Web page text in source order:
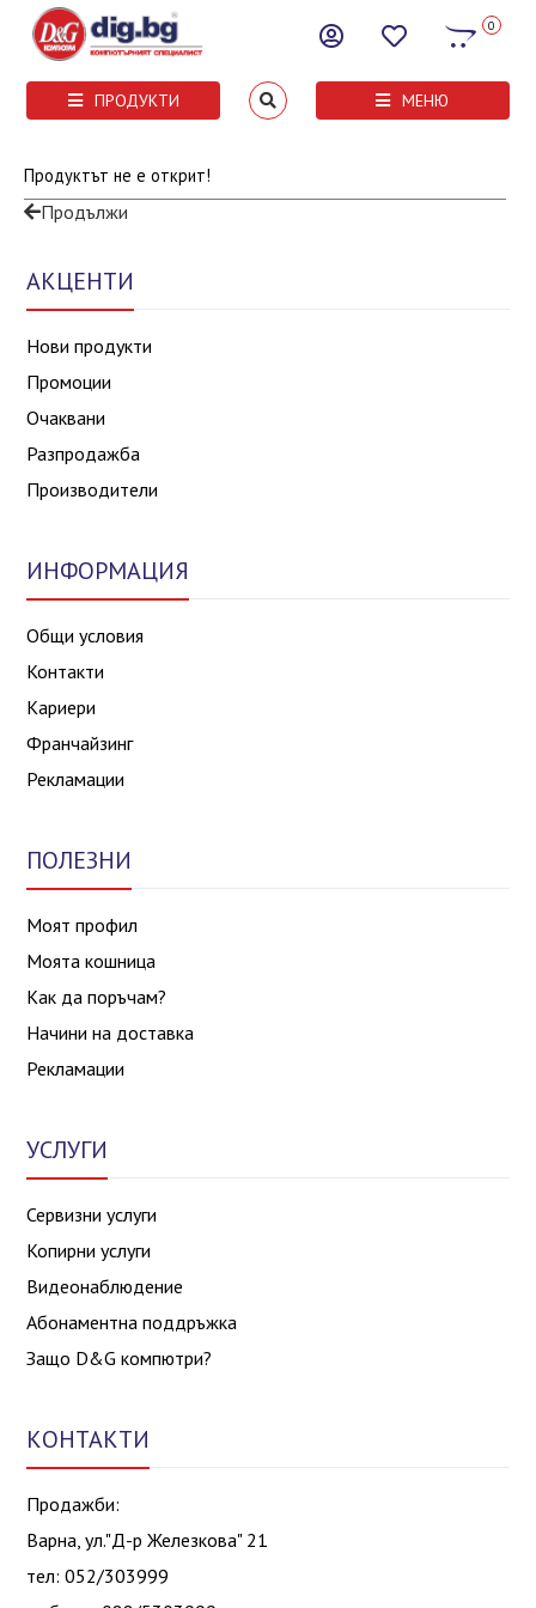
0
ПРОДУКТИ МЕНЮ
Продуктът не е открит!
Продължи
АКЦЕНТИ
Нови продукти
Промоции
Очаквани
Разпродажба
Производители
ИНФОРМАЦИЯ
Общи условия
Контакти
Кариери
Франчайзинг
Рекламации
ПОЛЕЗНИ
Моят профил
Моята кошница
Как да поръчам?
Начини на доставка
Рекламации
УСЛУГИ
Сервизни услуги
Копирни услуги
Видеонаблюдение
Абонаментна поддръжка
Защо D&G компютри?
КОНТАКТИ
Продажби:
Варна, ул."Д-р Железкова" 21
тел: 052/303999